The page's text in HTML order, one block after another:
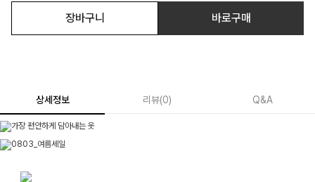
장바구니 바로구매
상세정보 리뷰(0) Q&A